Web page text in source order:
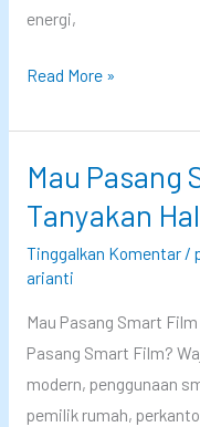
a
y
a
d
n
g
a
n
S
m
energi,
S
a
r
l
m
V
S
G
Read More »
Mau Pasang
Tanyakan
Tinggalkan Komentar /
arianti
Mau Pasang Smart
Pasang Smart Film?
modern, penggunaan
pemilik rumah,